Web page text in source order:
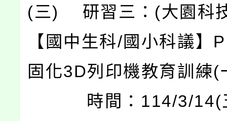
(三) 研習三：(大園科
【國中生科/國小科議】
固化3D列印機教育訓練(
時間：114/3/14(